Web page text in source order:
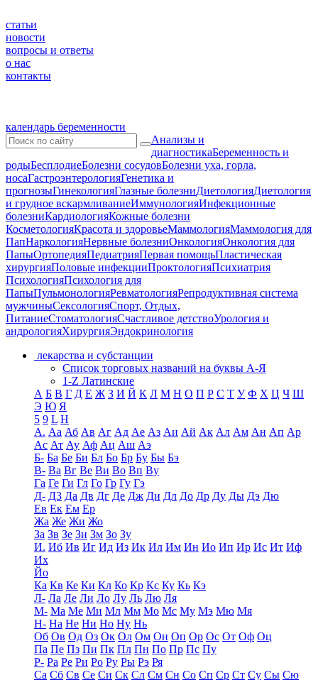
статьи
новости
вопросы и ответы
о нас
контакты
календарь беременности
Анализы и
диагностикаБеременность и
родыБесплодиеБолезни сосудовБолезни уха, горла,
носаГастроэнтерологияГенетика и
прогнозыГинекологияГлазные болезниДиетологияДиетология
и грудное вскармливаниеИммунологияИнфекционные
болезниКардиологияКожные болезни
КосметологияКрасота и здоровьеМаммологияМаммология для
ПапНаркологияНервные болезниОнкологияОнкология для
ПапыОртопедияПедиатрияПервая помощьПластическая
хирургияПоловые инфекцииПроктологияПсихиатрия
ПсихологияПсихология для
ПапыПульмонологияРевматологияРепродуктивная система
мужчиныСексологияСпорт, Отдых,
ПитаниеСтоматологияСчастливое детствоУрология и
андрологияХирургияЭндокринология
лекарства и субстанции
Список торговых названий на буквы А-Я
1-Z Латинские
А Б В Г Д Е Ж З И Й К Л М Н О П Р С Т У Ф Х Ц Ч Ш
Э Ю Я
5 9 L H
А. Аа Аб Ав Аг Ад Ае Аз Аи Ай Ак Ал Ам Ан Ап Ар
Ас Ат Ау Аф Ац Аш Аэ
Б- Ба Бе Би Бл Бо Бр Бу Бы Бэ
В- Ва Вг Ве Ви Во Вп Ву
Га Ге Ги Гл Го Гр Гу Гэ
Д- Д3 Да Дв Дг Де Дж Ди Дл До Др Ду Ды Дэ Дю
Ев Ек Ем Ер
Жа Же Жи Жо
За Зв Зе Зи Зм Зо Зу
И. Иб Ив Иг Ид Из Ик Ил Им Ин Ио Ип Ир Ис Ит Иф
Их
Йо
Ка Кв Ке Ки Кл Ко Кр Кс Ку Кь Кэ
Л- Ла Ле Ли Ло Лу Ль Лю Ля
М- Ма Ме Ми Мл Мм Мо Мс Му Мэ Мю Мя
Н- На Не Ни Но Ну Нь
Об Ов Од Оз Ок Ол Ом Он Оп Ор Ос От Оф Оц
Па Пе Пз Пи Пк Пл Пн По Пр Пс Пу
Р- Ра Ре Ри Ро Ру Ры Рэ Ря
Са Сб Св Се Си Ск Сл См Сн Со Сп Ср Ст Су Сы Сю